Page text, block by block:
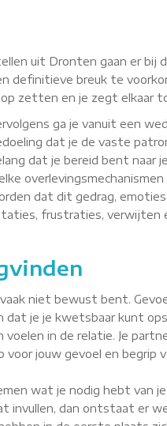
uit Dronten gaan er bij
definitieve breuk te
zetten en je zegt elkaar
ga je vanuit een
dat je de vaste
dat je bereid bent naar
dat dit gedrag, emoties
frustraties, verwijten
niet bewust bent.
je je kwetsbaar kunt
in de relatie. Je
jouw gevoel en begrip
wat je nodig hebt van
invullen, dan ontstaat er